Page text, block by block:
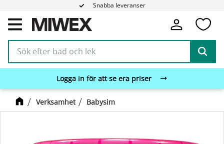
Meny
Snabba leveranser
Logga in för att se era priser
Verksamhet Babysim